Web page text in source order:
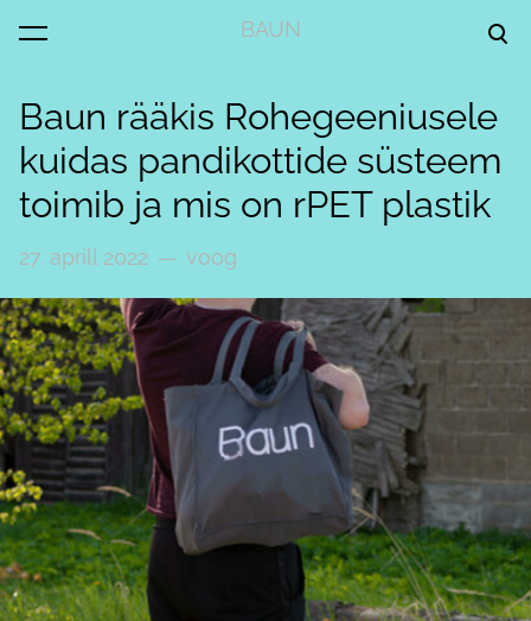
BAUN
lisati ostukorvi.
Baun rääkis Rohegeeniusele
kuidas pandikottide süsteem
toimib ja mis on rPET plastik
27. aprill 2022 — voog